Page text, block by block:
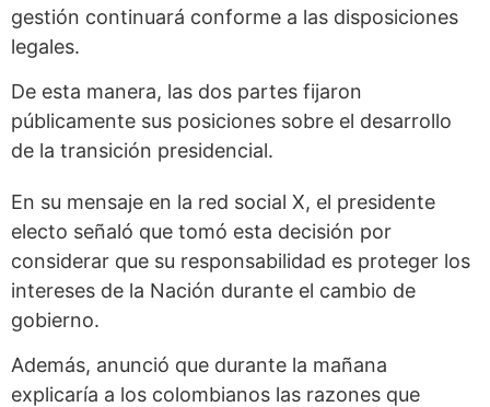
gestión continuará conforme a las disposiciones
legales.
De esta manera, las dos partes fijaron
públicamente sus posiciones sobre el desarrollo
de la transición presidencial.
En su mensaje en la red social X, el presidente
electo señaló que tomó esta decisión por
considerar que su responsabilidad es proteger los
intereses de la Nación durante el cambio de
gobierno.
Además, anunció que durante la mañana
explicaría a los colombianos las razones que